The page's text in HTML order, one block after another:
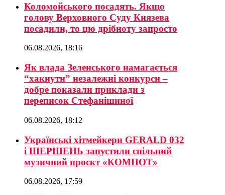
Коломойського посадять. Якщо
голову Верховного Суду Князева
посадили, то цю дрібноту запросто
06.08.2026, 18:16
Як влада Зеленського намагається
“хакнути” незалежні конкурси –
добре показали приклади з
переписок Стефанішиної
06.08.2026, 18:12
Українські хітмейкери GERALD 032
і ШЕРШЕНЬ запустили спільний
музичний проєкт «КОМПОТ»
06.08.2026, 17:59